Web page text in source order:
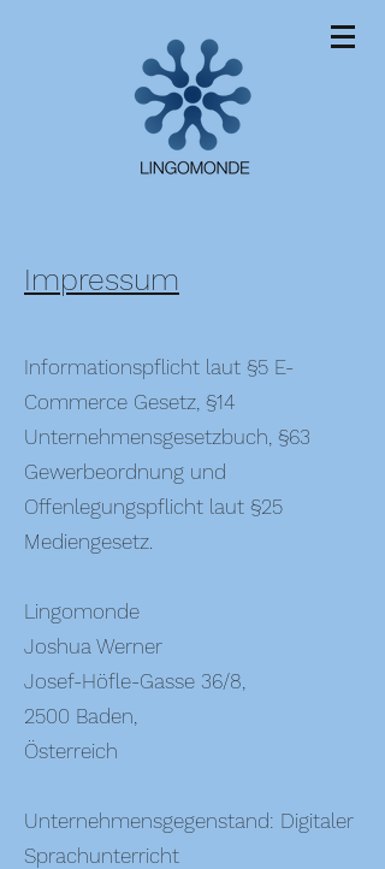
Impressum
Informationspflicht laut §5 E-
Commerce Gesetz, §14
Unternehmensgesetzbuch, §63
Gewerbeordnung und
Offenlegungspflicht laut §25
Mediengesetz.
Lingomonde
Joshua Werner
Josef-Höfle-Gasse 36/8,
2500 Baden,
Österreich
Unternehmensgegenstand: Digitaler
Sprachunterricht